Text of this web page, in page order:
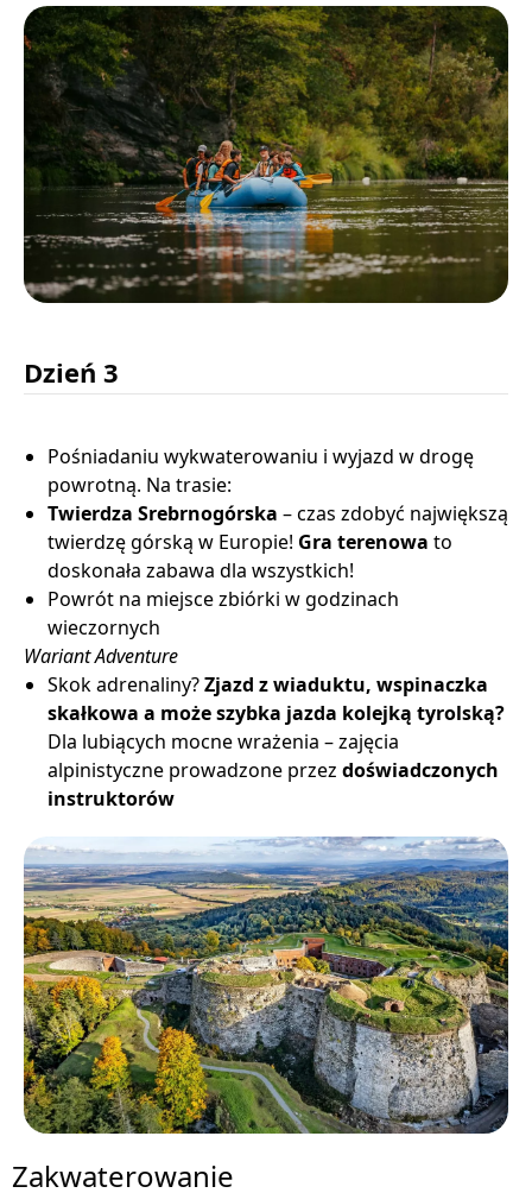
Dzień 3
Pośniadaniu wykwaterowaniu i wyjazd w drogę
powrotną. Na trasie:
Twierdza Srebrnogórska – czas zdobyć największą
twierdzę górską w Europie! Gra terenowa to
doskonała zabawa dla wszystkich!
Powrót na miejsce zbiórki w godzinach
wieczornych
Wariant Adventure
Skok adrenaliny?Zjazd z wiaduktu, wspinaczka
skałkowa a może szybka jazda kolejką tyrolską?
Dla lubiących mocne wrażenia – zajęcia
alpinistyczne prowadzone przez doświadczonych
instruktorów
Zakwaterowanie